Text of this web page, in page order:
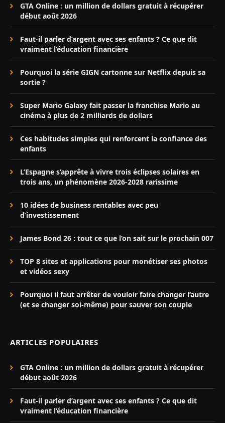
GTA Online : un million de dollars gratuit à récupérer
début août 2026
Faut-il parler d’argent avec ses enfants ? Ce que dit
vraiment l’éducation financière
Pourquoi la série GIGN cartonne sur Netflix depuis sa
sortie ?
Super Mario Galaxy fait passer la franchise Mario au
cinéma à plus de 2 milliards de dollars
Ces habitudes simples qui renforcent la confiance des
enfants
L’Espagne s’apprête à vivre trois éclipses solaires en
trois ans, un phénomène 2026-2028 rarissime
10 idées de business rentables avec peu
d’investissement
James Bond 26 : tout ce que l’on sait sur le prochain 007
TOP 8 sites et applications pour monétiser ses photos
et vidéos sexy
Pourquoi il faut arrêter de vouloir faire changer l’autre
(et se changer soi-même) pour sauver son couple
ARTICLES POPULAIRES
GTA Online : un million de dollars gratuit à récupérer
début août 2026
Faut-il parler d’argent avec ses enfants ? Ce que dit
vraiment l’éducation financière